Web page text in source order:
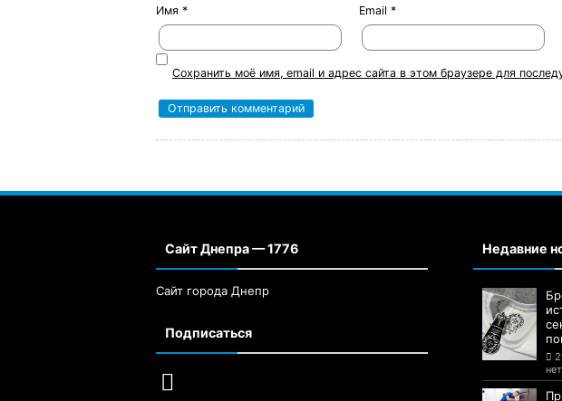
Имя * Email*
Сохранить моё имя, email и адрес сайта в этом браузере для
Сайт Днепра — 1776
Сайт города Днепр
Подписаться
Недавние
нет